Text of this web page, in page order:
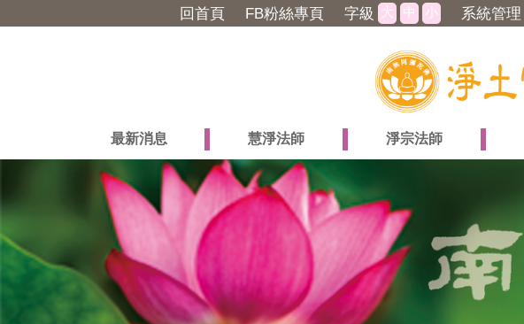
回首頁 FB粉絲專頁 字級 大 中 小 系統管理
最新消息 慧淨法師 淨宗法師